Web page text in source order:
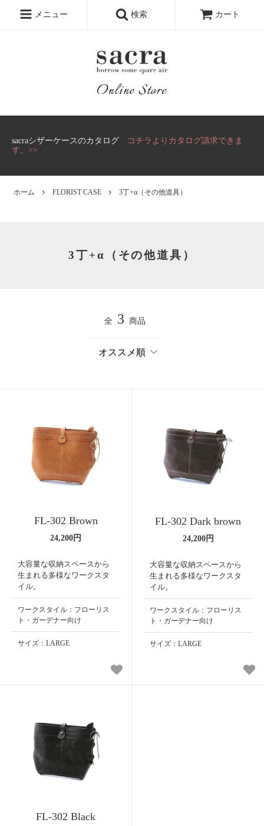
sacraシザーケースのカタログ
コチラよりカタログ請求できま
す。>>
メニュー 検索 カート
ホーム FLORIST CASE 3丁+α（その他道具）
3丁+α（その他道具）
全 3 商品
FL-302 Brown
24,200円
大容量な収納スペースから
生まれる多様なワークスタ
イル。
ワークスタイル：フローリス
ト・ガーデナー向け
サイズ：LARGE
FL-302 Dark brown
24,200円
大容量な収納スペースから
生まれる多様なワークスタ
イル。
ワークスタイル：フローリス
ト・ガーデナー向け
サイズ：LARGE
FL-302 Black